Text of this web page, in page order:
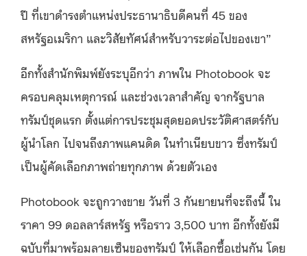
ปี ที่เขาดำรงตำแหน่งประธานาธิบดีคนที่ 45 ของ
สหรัฐอเมริกา และวิสัยทัศน์สำหรับวาระต่อไปของเขา”
อีกทั้งสำนักพิมพ์ยังระบุอีกว่า ภาพใน Photobook จะ
ครอบคลุมเหตุการณ์ และช่วงเวลาสำคัญ จากรัฐบาล
ทรัมป์ชุดแรก ตั้งแต่การประชุมสุดยอดประวัติศาสตร์กับ
ผู้นำโลก ไปจนถึงภาพแคนดิด ในทำเนียบขาว ซึ่งทรัมป์
เป็นผู้คัดเลือกภาพถ่ายทุกภาพ ด้วยตัวเอง
Photobook จะถูกวางขาย วันที่ 3 กันยายนที่จะถึงนี้ ใน
ราคา 99 ดอลลาร์สหรัฐ หรือราว 3,500 บาท อีกทั้งยังมี
ฉบับที่มาพร้อมลายเซ็นของทรัมป์ ให้เลือกซื้อเช่นกัน โดย